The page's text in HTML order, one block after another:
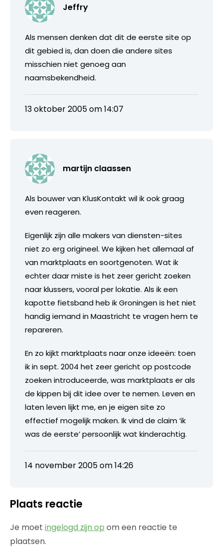
Jeffry
Als mensen denken dat dit de eerste site op
dit gebied is, dan doen die andere sites
misschien niet genoeg aan
naamsbekendheid.
13 oktober 2005 om 14:07
martijn claassen
Als bouwer van KlusKontakt wil ik ook graag
even reageren.
Eigenlijk zijn alle makers van diensten-sites
niet zo erg origineel. We kijken het allemaal af
van marktplaats en soortgenoten. Wat ik
echter daar miste is het zeer gericht zoeken
naar klussers, vooral per lokatie. Als ik een
kapotte fietsband heb ik Groningen is het niet
handig iemand in Maastricht te vragen hem te
repareren.
En zo kijkt marktplaats naar onze ideeën: toen
ik in sept. 2004 het zeer gericht op postcode
zoeken introduceerde, was marktplaats er als
de kippen bij dit idee over te nemen. Leven en
laten leven lijkt me, en je eigen site zo
effectief mogelijk maken. Ik vind de claim ‘ik
was de eerste’ persoonlijk wat kinderachtig.
14 november 2005 om 14:26
Plaats reactie
Je moet ingelogd zijn op om een reactie te
plaatsen.